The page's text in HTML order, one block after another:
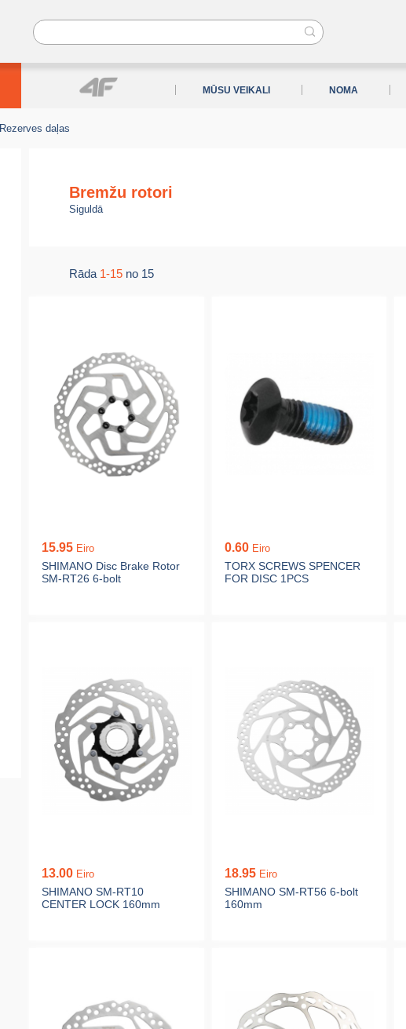
MŪSU VEIKALI NOMA
Rezerves daļas
Bremžu rotori
Siguldā
Rāda 1-15 no 15
15.95 Eiro
SHIMANO Disc Brake Rotor
SM-RT26 6-bolt
0.60 Eiro
TORX SCREWS SPENCER
FOR DISC 1PCS
13.00 Eiro
SHIMANO SM-RT10
CENTER LOCK 160mm
18.95 Eiro
SHIMANO SM-RT56 6-bolt
160mm